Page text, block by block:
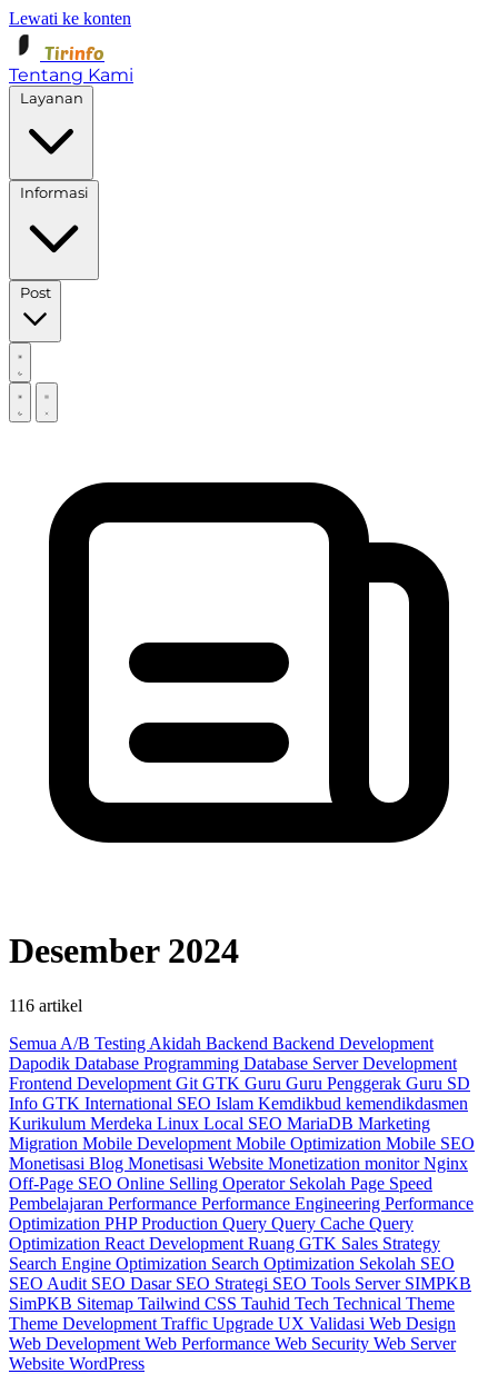
Lewati ke konten
Tirinfo
Tentang Kami
Post
Desember 2024
116 artikel
Semua A/B Testing Akidah Backend Backend Development
Dapodik Database Programming Database ServerDevelopment
Frontend Development Git GTK Guru Guru Penggerak Guru SD
Info GTK International SEO Islam Kemdikbud kemendikdasmen
Kurikulum Merdeka Linux Local SEO MariaDB Marketing
Migration Mobile Development Mobile Optimization Mobile SEO
Monetisasi Blog Monetisasi Website Monetization monitorNginx
Off-Page SEO Online Selling Operator Sekolah Page Speed
Pembelajaran Performance Performance Engineering Performance
Optimization PHPProduction Query Query Cache Query
Optimization React Development Ruang GTK Sales Strategy
Search Engine Optimization Search Optimization Sekolah SEO
SEO Audit SEO Dasar SEO Strategi SEO Tools Server SIMPKB
SimPKB Sitemap Tailwind CSS Tauhid Tech Technical Theme
Theme Development Traffic Upgrade UX Validasi Web Design
Web Development Web Performance Web Security Web Server
Website WordPress